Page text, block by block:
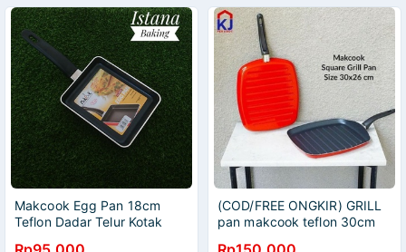
Makcook Egg Pan 18cm
Teflon Dadar Telur Kotak
(COD/FREE ONGKIR) GRILL
pan makcook teflon 30cm